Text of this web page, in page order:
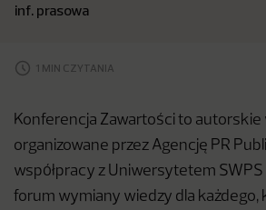
inf. prasowa
1 MIN CZYTANIA
Konferencja Zawartości to autorskie
organizowane przez Agencję PR
współpracy z Uniwersytetem SWPS
forum wymiany wiedzy dla każdego,